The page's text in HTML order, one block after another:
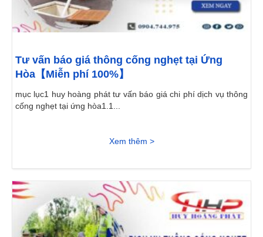
Tư vấn báo giá thông cống nghẹt tại Ứng
Hòa【Miễn phí 100%】
mục lục1 huy hoàng phát tư vấn báo giá chi phí dịch vụ thông
cống nghẹt tại ứng hòa1.1...
Xem thêm >